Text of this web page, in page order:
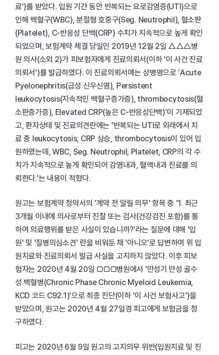
료')를 받았다. 입원 기간 동안 반복되는 요로감염증(UTI)으로
인해 백혈구(WBC), 분절형 호중구(Seg. Neutrophil), 혈소판
(Platelet), C-반응성 단백(CRP) 수치가 지속적으로 높게 확인
되었으며, 보험계약 체결 당일인 2019년 12월 2일 △△△병
원 의사(소외 2)가 피보험자에게 진료의뢰서(이하 '이 사건 진료
의뢰서')를 발급하였다. 이 진료의뢰서에는 상병명으로 'Acute
Pyelonephritis(급성 신우신염), Persistent
leukocytosis(지속적인 백혈구증가증), thrombocytosis(혈
소판증가증), Elevated CRP(높은 C-반응성단백)'이 기재되었
고, 환자상태 및 진료의견란에는 '반복되는 UTI로 외래에서 치
료 중 leukocytosis, CRP 상승, thrombocytosis이 있어 입
원하였는데, WBC, Seg. Neutrophil, Platelet, CRP의 각 수
치가 지속적으로 높게 확인되어 감염내과, 혈액내과 진료를 의
뢰한다.'는 내용이 적혔다.
원고는 보험계약 청약서의 '계약 전 알릴 의무' 항목 중 '1. 최근
3개월 이내에 의사로부터 진찰 또는 검사(건강검진 포함)를 통
하여 의료행위를 받은 사실이 있습니까?'라는 질문에 대해 '입
원' 및 '질병의심소견' 란을 비워둔 채 '아니오'로 답변하여 위 입
원치료와 진료의뢰서 발급 사실을 고지하지 않았다. 이후 피보
험자는 2020년 4월 20일 □□□병원에서 '만성기 만성 골수
성 백혈병(Chronic Phase Chronic Myeloid Leukemia,
KCD 코드 C92.1)'으로 최종 진단(이하 '이 사건 보험사고')을
받았으며, 원고는 2020년 4월 27일경 피고에게 보험금을 청
구하였다.
피고는 2020년 6월 9일 원고의 고지의무 위반(입원치료 및 진